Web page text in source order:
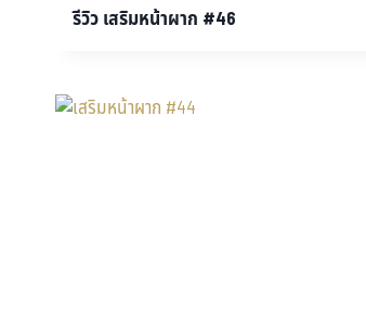
รีวิว เสริมหน้าผาก #46